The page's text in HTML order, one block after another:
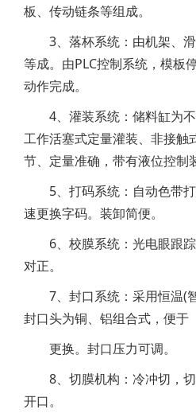
板、传动链条等组成。
3、落杯系统：由机架、滑
等成。由PLC控制系统，模板
动作完成。
4、灌装系统：储料缸为不
工作活塞式定量灌装、非接触
节、定量准确，带有液位控制
5、打码系统：自动色带打
速更换字码。装卸简便。
6、校膜系统：光电眼跟踪
对正。
7、封口系统：采用恒温(智
封口头为铜、铝组合式，便于
更换。封口压力可调。
8、切膜机构：冷冲切，切
开口。